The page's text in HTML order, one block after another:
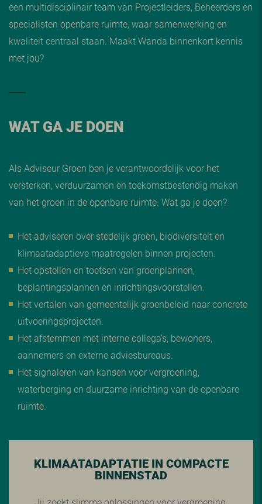
een multidisciplinair team van Projectleiders, Beheerders en
specialisten openbare ruimte, waar samenwerking en
kwaliteit centraal staan. Maakt Wanda binnenkort kennis
met jou?
WAT GA JE DOEN
Als Adviseur Groen ben je verantwoordelijk voor het
versterken, verduurzamen en toekomstbestendig maken
van het groen in de openbare ruimte. Wat ga je doen?
Het adviseren over stedelijk groen, biodiversiteit en
klimaatadaptieve maatregelen binnen projecten.
Het opstellen en toetsen van groenplannen,
beplantingsplannen en inrichtingsvoorstellen.
Het vertalen van gemeentelijk groenbeleid naar concrete
uitvoeringsprojecten.
Het afstemmen met interne collega’s, bewoners,
aannemers en externe adviesbureaus.
Het signaleren van kansen voor vergroening,
waterberging en duurzame inrichting van de openbare
ruimte.
KLIMAATADAPTATIE IN COMPACTE
BINNENSTAD